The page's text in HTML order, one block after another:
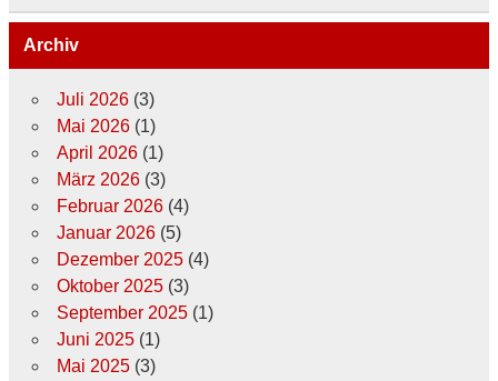
Archiv
Juli 2026(3)
Mai 2026(1)
April 2026(1)
März 2026(3)
Februar 2026(4)
Januar 2026(5)
Dezember 2025(4)
Oktober 2025(3)
September 2025(1)
Juni 2025(1)
Mai 2025(3)